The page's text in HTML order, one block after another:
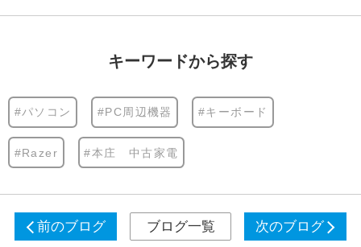
キーワードから探す
#パソコン #PC周辺機器 #キーボード
#Razer #本庄 中古家電
前のブログ ブログ一覧 次のブログ